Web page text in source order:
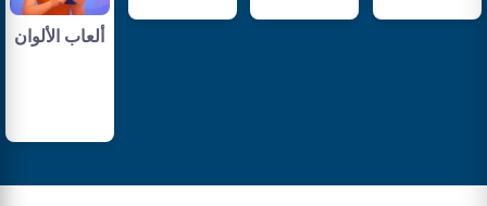
ألعاب الألوان